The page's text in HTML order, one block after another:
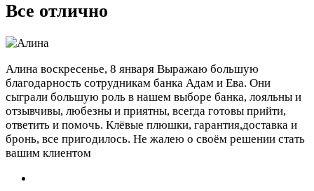
Все отлично
Алина воскресенье, 8 января Выражаю большую
благодарность сотрудникам банка Адам и Ева. Они
сыграли большую роль в нашем выборе банка, лояльны и
отзывчивы, любезны и приятны, всегда готовы прийти,
ответить и помочь. Клёвые плюшки, гарантия,доставка и
бронь, все пригодилось. Не жалею о своём решении стать
вашим клиентом